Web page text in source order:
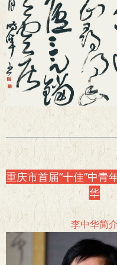
重庆市首届“十佳”中青
华
李中华简介